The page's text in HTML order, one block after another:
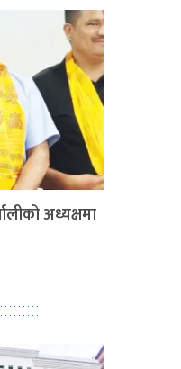
अध्यक्षमा